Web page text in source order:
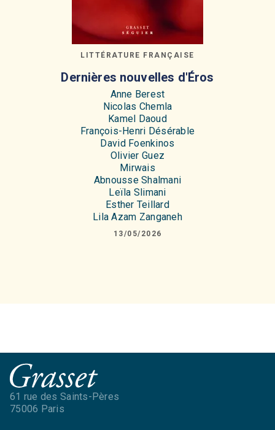
LITTÉRATURE FRANÇAISE
Dernières nouvelles d'Éros
Anne Berest
Nicolas Chemla
Kamel Daoud
François-Henri Désérable
David Foenkinos
Olivier Guez
Mirwais
Abnousse Shalmani
Leïla Slimani
Esther Teillard
Lila Azam Zanganeh
13/05/2026
61 rue des Saints-Pères
75006 Paris